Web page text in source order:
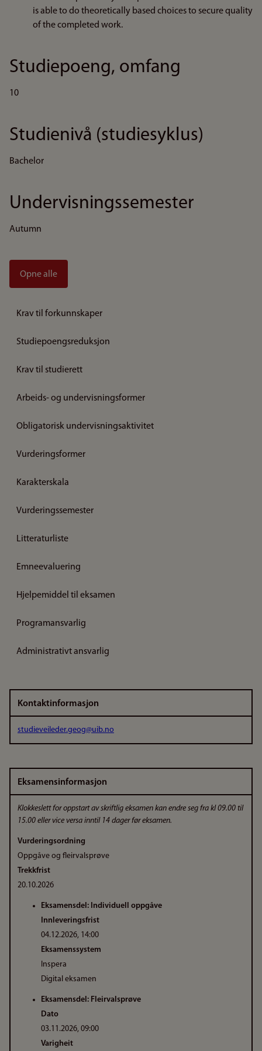
is able to do theoretically based choices to secure quality
of the completed work.
Studiepoeng, omfang
10
Studienivå (studiesyklus)
Bachelor
Undervisningssemester
Autumn
Opne alle
Krav til forkunnskaper
Studiepoengsreduksjon
Krav til studierett
Arbeids- og undervisningsformer
Obligatorisk undervisningsaktivitet
Vurderingsformer
Karakterskala
Vurderingssemester
Litteraturliste
Emneevaluering
Hjelpemiddel til eksamen
Programansvarlig
Administrativt ansvarlig
Kontaktinformasjon
studieveileder.geog@uib.no
Eksamensinformasjon
Klokkeslett for oppstart av skriftlig eksamen kan endre seg fra kl 09.00 til
15.00 eller vice versa inntil 14 dager før eksamen.
Vurderingsordning
Oppgåve og fleirvalsprøve
Trekkfrist
20.10.2026
Eksamensdel: Individuell oppgåve
Innleveringsfrist
04.12.2026, 14:00
Eksamenssystem
Inspera
Digital eksamen
Eksamensdel: Fleirvalsprøve
Dato
03.11.2026, 09:00
Varigheit